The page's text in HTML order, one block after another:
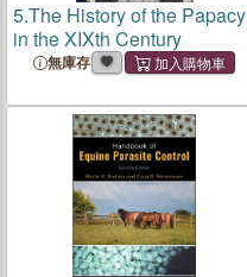
5.The History of the Papacy
in the XIXth Century
無庫存